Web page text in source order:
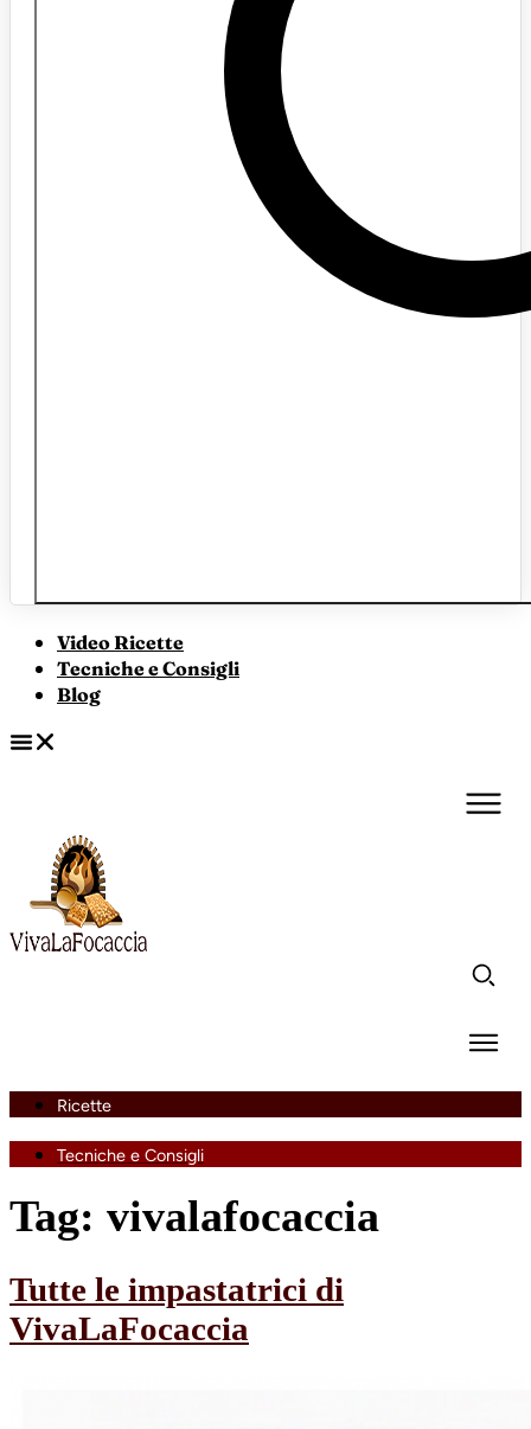
Video Ricette
Tecniche e Consigli
Blog
Ricette
Tecniche e Consigli
Tag: vivalafocaccia
Tutte le impastatrici di
VivaLaFocaccia